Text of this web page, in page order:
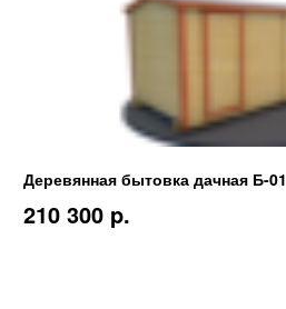
Деревянная бытовка дачная Б-01
210 300 p.